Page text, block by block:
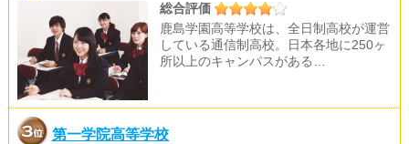
総合評価
鹿島学園高等学校は、全日制高校が運営
している通信制高校。日本各地に250ヶ
所以上のキャンパスがある…
第一学院高等学校